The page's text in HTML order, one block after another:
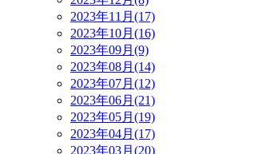
2023年11月(17)
2023年10月(16)
2023年09月(9)
2023年08月(14)
2023年07月(12)
2023年06月(21)
2023年05月(19)
2023年04月(17)
2023年03月(20)